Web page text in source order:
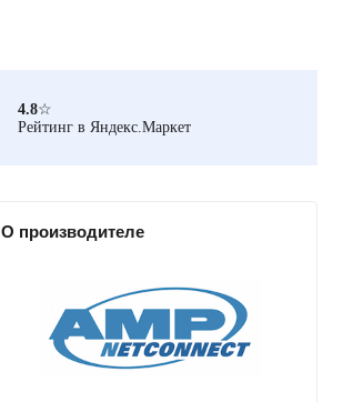
4.8☆
Рейтинг в Яндекс.Маркет
О производителе